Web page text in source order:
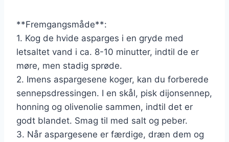
**Fremgangsmåde**:
1. Kog de hvide asparges i en gryde med
letsaltet vand i ca. 8-10 minutter, indtil de er
møre, men stadig sprøde.
2. Imens aspargesene koger, kan du forberede
sennepsdressingen. I en skål, pisk dijonsennep,
honning og olivenolie sammen, indtil det er
godt blandet. Smag til med salt og peber.
3. Når aspargesene er færdige, dræn dem og